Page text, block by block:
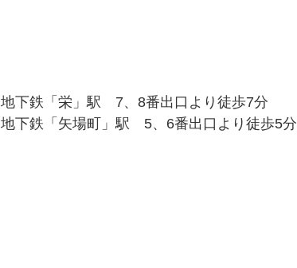
地下鉄「栄」駅 7、8番出口より徒歩7分
地下鉄「矢場町」駅 5、6番出口より徒歩5分